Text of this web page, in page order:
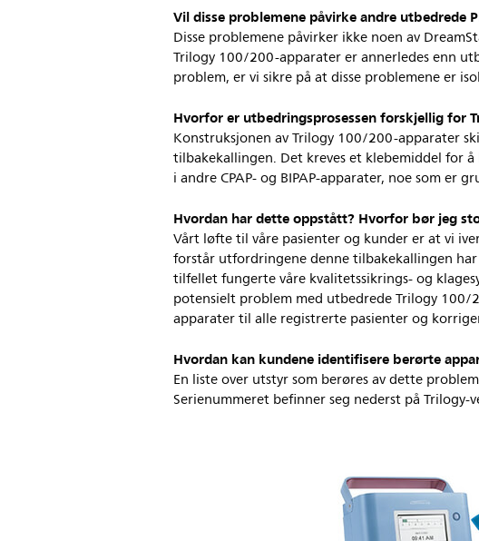
Vil disse problemene påvirke andre utbedrede
Disse problemene påvirker ikke noen av
Trilogy 100/200-apparater er annerledes enn
problem, er vi sikre på at disse problemene er
Hvorfor er utbedringsprosessen forskjellig for
Konstruksjonen av Trilogy 100/200-apparater
tilbakekallingen. Det kreves et klebemiddel for
i andre CPAP- og BIPAP-apparater, noe som er
Hvordan har dette oppstått? Hvorfor bør jeg
Vårt løfte til våre pasienter og kunder er at vi
forstår utfordringene denne tilbakekallingen
tilfellet fungerte våre kvalitetssikrings- og
potensielt problem med utbedrede Trilogy 100/
apparater til alle registrerte pasienter og
Hvordan kan kundene identifisere berørte
En liste over utstyr som berøres av dette
Serienummeret befinner seg nederst på Trilogy-